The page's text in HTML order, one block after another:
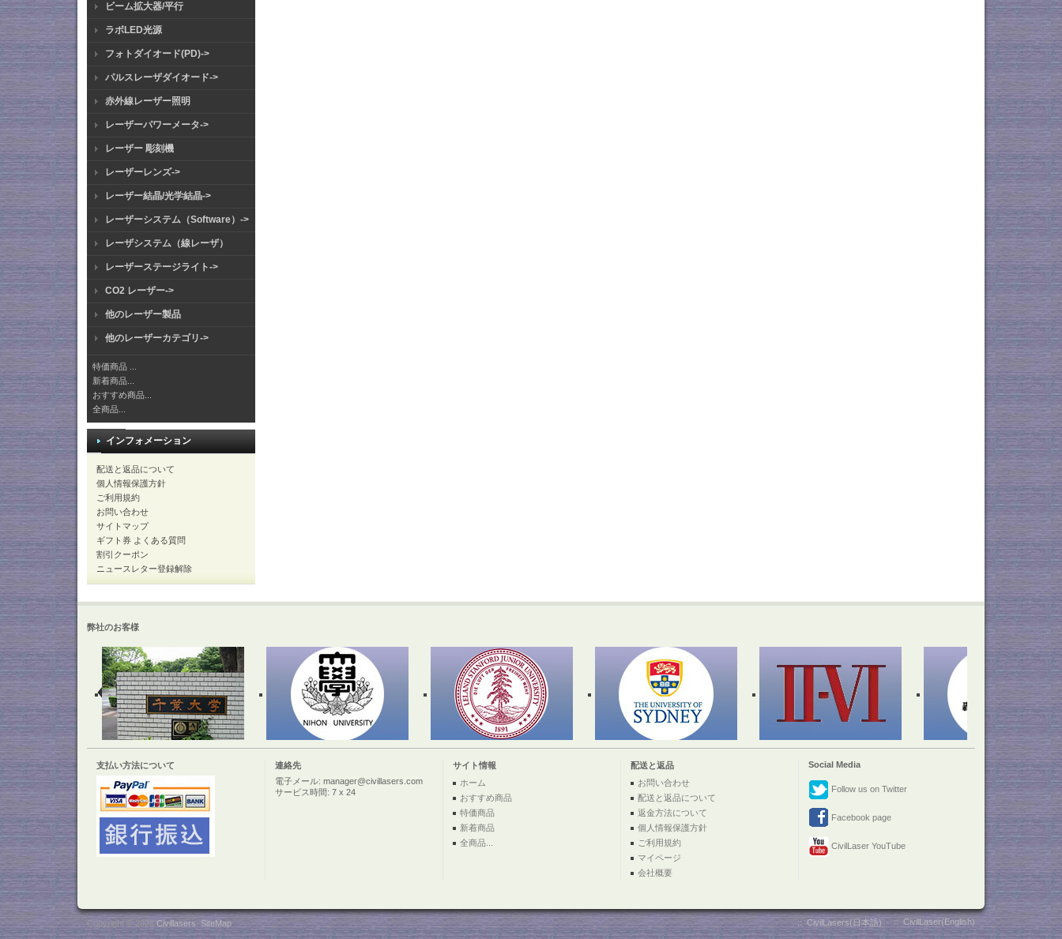
ビーム拡大器/平行
ラボLED光源
フォトダイオード(PD)->
パルスレーザダイオード->
赤外線レーザー照明
レーザーパワーメータ->
レーザー 彫刻機
レーザーレンズ->
レーザー結晶/光学結晶->
レーザーシステム（Software）->
レーザシステム（線レーザ）
レーザーステージライト->
CO2 レーザー->
他のレーザー製品
他のレーザーカテゴリ->
特価商品 ...
新着商品...
おすすめ商品...
全商品...
インフォメーション
配送と返品について
個人情報保護方針
ご利用規約
お問い合わせ
サイトマップ
ギフト券 よくある質問
割引クーポン
ニュースレター登録解除
弊社のお客様
支払い方法について 連絡先 サイト情報 配送と返品
Social Media
電子メール: manager@civillasers.com
サービス時間: 7 x 24
ホーム
おすすめ商品
特価商品
新着商品
全商品...
お問い合わせ
配送と返品について
返金方法について
個人情報保護方針
ご利用規約
マイページ
会社概要
Follow us on Twitter
Facebook page
CivilLaser YouTube
:: CivilLasers(日本語) :: CivilLaser(English)
Copyright © 2026 Civillasers .SiteMap